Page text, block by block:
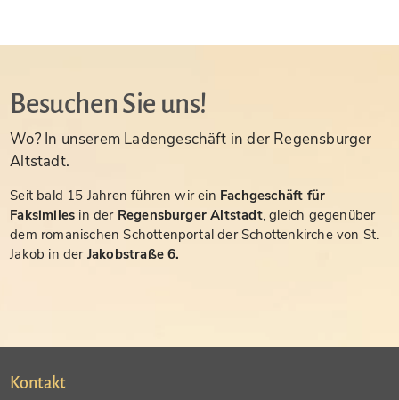
Besuchen Sie uns!
Wo? In unserem Ladengeschäft in der Regensburger
Altstadt.
Seit bald 15 Jahren führen wir ein Fachgeschäft für
Faksimiles in der Regensburger Altstadt, gleich gegenüber
dem romanischen Schottenportal der Schottenkirche von St.
Jakob in der Jakobstraße 6.
Kontakt